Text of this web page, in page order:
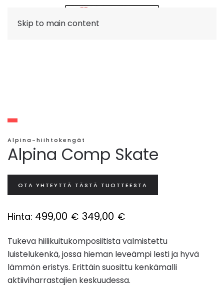
Skip to main content
Alpina-hiihtokengät
Alpina Comp Skate
OTA YHTEYTTÄ TÄSTÄ TUOTTEESTA
Hinta: 499,00 € 349,00 €
Tukeva hiilikuitukomposiitista valmistettu
luistelukenkä, jossa hieman leveämpi lesti ja hyvä
lämmön eristys. Erittäin suosittu kenkämalli
aktiiviharrastajien keskuudessa.